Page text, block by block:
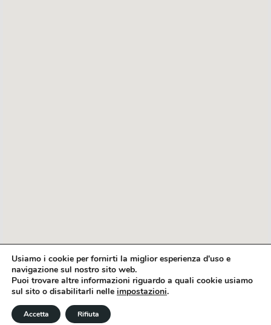
Usiamo i cookie per fornirti la miglior esperienza d'uso e
navigazione sul nostro sito web.
Puoi trovare altre informazioni riguardo a quali cookie usiamo
sul sito o disabilitarli nelle impostazioni.
Accetta Rifiuta